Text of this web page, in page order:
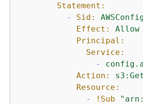
Statement:
-
Sid:
Effect:
Allow
Principal:
Service:
-
Action:
Resource:
-
!Sub